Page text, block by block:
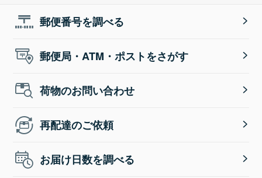
郵便番号を調べる
郵便局・ATM・ポストをさがす
荷物のお問い合わせ
再配達のご依頼
お届け日数を調べる